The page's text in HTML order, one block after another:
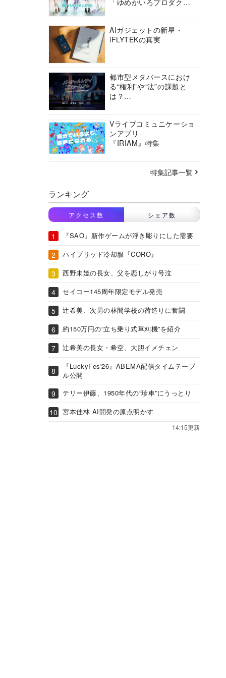
AIガジェットの新星・
iFLYTEKの真実
都市型メタバースにおけ
る“権利”や“法”の課題と
は？
ーシアムの挑戦に迫る
Vライブコミュニケーショ
ンアプリ
『IRIAM』特集
特集記事一覧
ランキング
アクセス数 シェア数
『SAO』新作ゲームが浮き彫りにした需要
ハイブリッド冷却服『CORO』
西野未姫の長女、父を恋しがり号泣
セイコー145周年限定モデル発売
辻希美、次男の林間学校の荷造りに奮闘
約150万円の“立ち乗り式草刈機”を紹介
辻希美の長女・希空、大胆イメチェン
『LuckyFes'26』ABEMA配信タイムテーブ
ル公開
テリー伊藤、1950年代の“珍車”にうっとり
宮本佳林 AI開発の原点明かす
14:15更新